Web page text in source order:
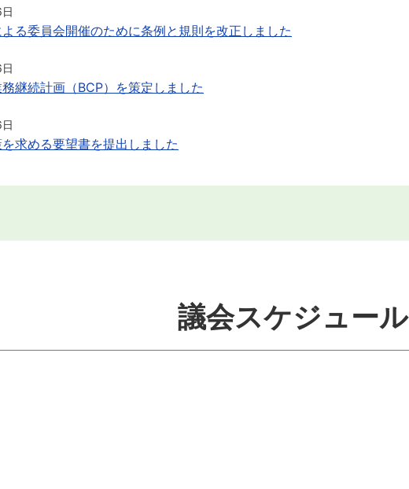
る委員会開催のために条例と規則を改正しました
継続計画（BCP）を策定しました
求める要望書を提出しました
議会スケジュール